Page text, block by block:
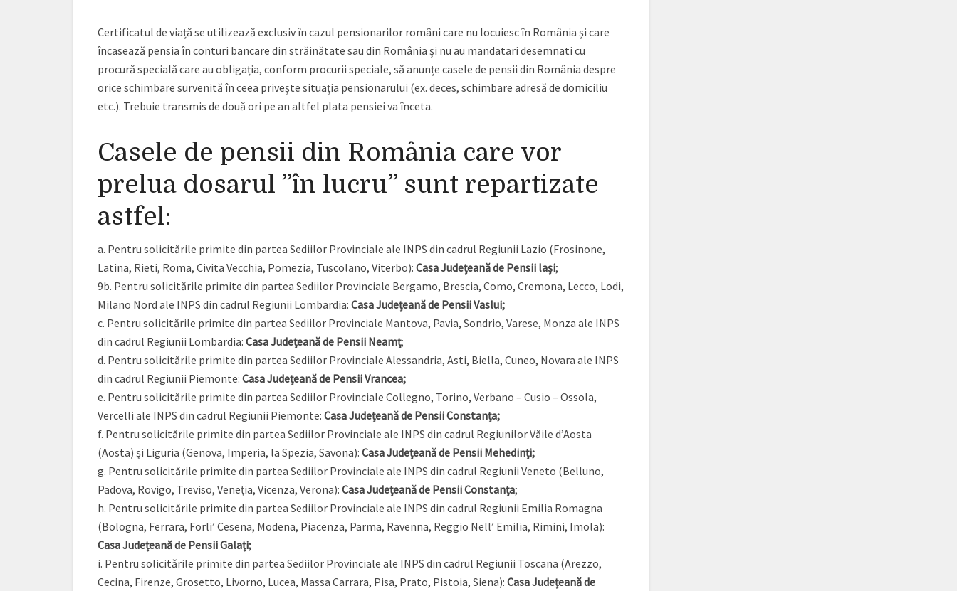
Certificatul de viață se utilizează exclusiv în cazul pensionarilor români care nu locuiesc în România și care
încasează pensia în conturi bancare din străinătate sau din România și nu au mandatari desemnati cu
procură specială care au obligația, conform procurii speciale, să anunțe casele de pensii din România despre
orice schimbare survenită în ceea privește situația pensionarului (ex. deces, schimbare adresă de domiciliu
etc.). Trebuie transmis de două ori pe an altfel plata pensiei va înceta.
Casele de pensii din România care vor
prelua dosarul ”în lucru” sunt repartizate
astfel:
a. Pentru solicitările primite din partea Sediilor Provinciale ale INPS din cadrul Regiunii Lazio (Frosinone,
Latina, Rieti, Roma, Civita Vecchia, Pomezia, Tuscolano, Viterbo): Casa Județeană de Pensii lași;
9b. Pentru solicitările primite din partea Sediilor Provinciale Bergamo, Brescia, Como, Cremona, Lecco, Lodi,
Milano Nord ale INPS din cadrul Regiunii Lombardia: Casa Județeană de Pensii Vaslui;
c. Pentru solicitările primite din partea Sediilor Provinciale Mantova, Pavia, Sondrio, Varese, Monza ale INPS
din cadrul Regiunii Lombardia: Casa Județeană de Pensii Neamț;
d. Pentru solicitările primite din partea Sediilor Provinciale Alessandria, Asti, Biella, Cuneo, Novara ale INPS
din cadrul Regiunii Piemonte: Casa Județeană de Pensii Vrancea;
e. Pentru solicitările primite din partea Sediilor Provinciale Collegno, Torino, Verbano – Cusio – Ossola,
Vercelli ale INPS din cadrul Regiunii Piemonte: Casa Județeană de Pensii Constanța;
f. Pentru solicitările primite din partea Sediilor Provinciale ale INPS din cadrul Regiunilor Văile d’Aosta
(Aosta) și Liguria (Genova, Imperia, la Spezia, Savona): Casa Județeană de Pensii Mehedinți;
g. Pentru solicitările primite din partea Sediilor Provinciale ale INPS din cadrul Regiunii Veneto (Belluno,
Padova, Rovigo, Treviso, Veneția, Vicenza, Verona): Casa Județeană de Pensii Constanța;
h. Pentru solicitările primite din partea Sediilor Provinciale ale INPS din cadrul Regiunii Emilia Romagna
(Bologna, Ferrara, Forli’ Cesena, Modena, Piacenza, Parma, Ravenna, Reggio Nell’ Emilia, Rimini, Imola):
Casa Județeană de Pensii Galați;
i. Pentru solicitările primite din partea Sediilor Provinciale ale INPS din cadrul Regiunii Toscana (Arezzo,
Cecina, Firenze, Grosetto, Livorno, Lucea, Massa Carrara, Pisa, Prato, Pistoia, Siena): Casa Județeană de